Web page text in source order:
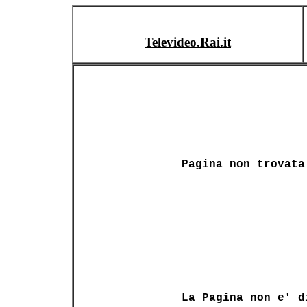
Televideo.Rai.it
Pagina non trovata
La Pagina non e'